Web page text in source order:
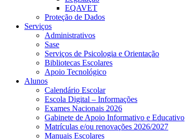
EQAVET
Proteção de Dados
Serviços
Administrativos
Sase
Serviços de Psicologia e Orientação
Bibliotecas Escolares
Apoio Tecnológico
Alunos
Calendário Escolar
Escola Digital – Informações
Exames Nacionais 2026
Gabinete de Apoio Informativo e Educativo
Matrículas e/ou renovações 2026/2027
Manuais Escolares